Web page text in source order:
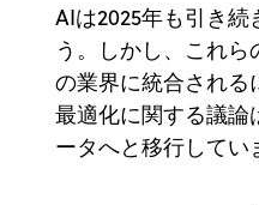
AIは2025年も引き続
う。しかし、これら
の業界に統合され
最適化に関する議
ータへと移行してい